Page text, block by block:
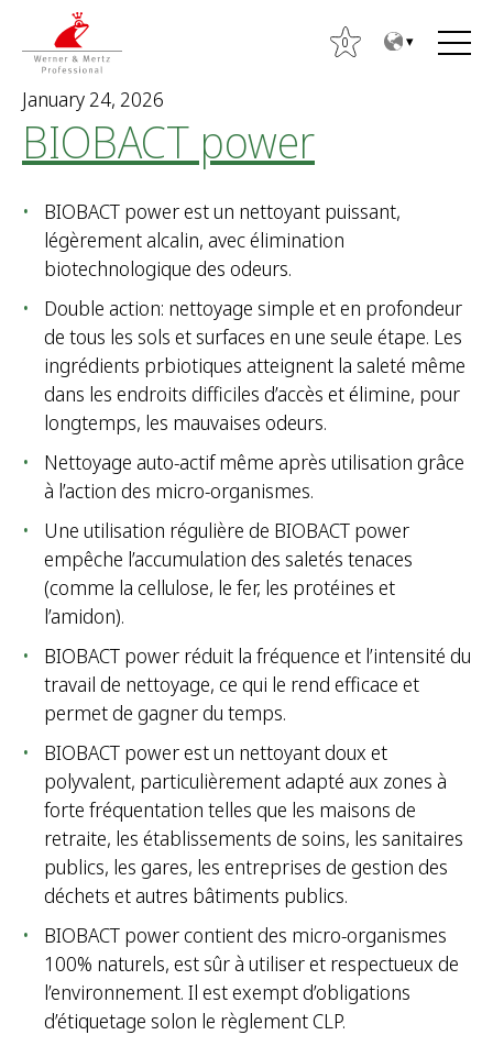
0
e
January 24, 2026
BIOBACT power
BIOBACT power est un nettoyant puissant,
légèrement alcalin, avec élimination
biotechnologique des odeurs.
Double action: nettoyage simple et en profondeur
de tous les sols et surfaces en une seule étape. Les
ingrédients prbiotiques atteignent la saleté même
dans les endroits difficiles d’accès et élimine, pour
longtemps, les mauvaises odeurs.
Nettoyage auto-actif même après utilisation grâce
à l’action des micro-organismes.
Une utilisation régulière de BIOBACT power
empêche l’accumulation des saletés tenaces
(comme la cellulose, le fer, les protéines et
l’amidon).
BIOBACT power réduit la fréquence et l’intensité du
travail de nettoyage, ce qui le rend efficace et
permet de gagner du temps.
BIOBACT power est un nettoyant doux et
polyvalent, particulièrement adapté aux zones à
forte fréquentation telles que les maisons de
retraite, les établissements de soins, les sanitaires
publics, les gares, les entreprises de gestion des
déchets et autres bâtiments publics.
BIOBACT power contient des micro-organismes
100% naturels, est sûr à utiliser et respectueux de
l’environnement. Il est exempt d’obligations
d’étiquetage solon le règlement CLP.